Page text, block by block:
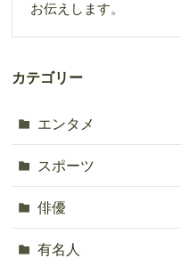
お伝えします。
カテゴリー
エンタメ
スポーツ
俳優
有名人